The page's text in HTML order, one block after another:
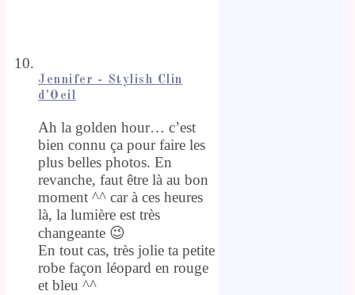
Jennifer - Stylish Clin
d'Oeil
Ah la golden hour… c’est
bien connu ça pour faire les
plus belles photos. En
revanche, faut être là au bon
moment ^^ car à ces heures
là, la lumière est très
changeante 😉
En tout cas, très jolie ta petite
robe façon léopard en rouge
et bleu ^^